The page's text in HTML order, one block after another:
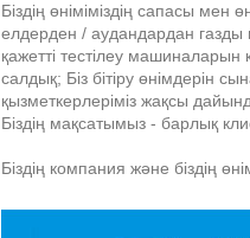
Біздің өніміміздің сапасы мен
елдерден / аудандардан газды
қажетті тестілеу
салдық; Біз бітіру өнімдерін
қызметкерлеріміз жақсы
Біздің мақсатымыз - барлық
Біздің компания және біздің